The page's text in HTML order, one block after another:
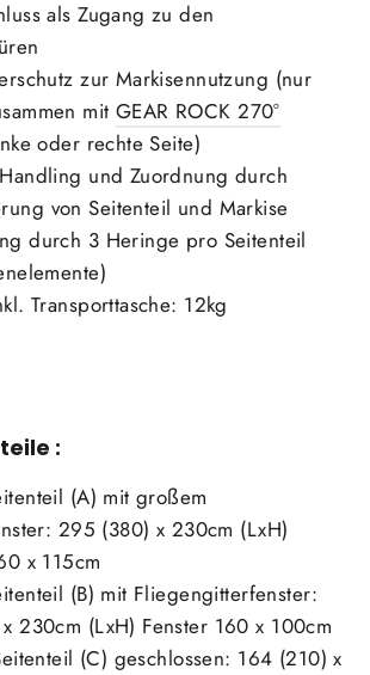
als Zugang zu den
zur Markisennutzung (nur
mit GEAR ROCK 270°
oder rechte Seite)
und Zuordnung durch
von Seitenteil und Markise
durch 3 Heringe pro Seitenteil
Transporttasche: 12kg
:
(A) mit großem
295 (380) x 230cm (LxH)
x 115cm
(B) mit Fliegengitterfenster:
230cm (LxH) Fenster 160 x 100cm
(C) geschlossen: 164 (210) x